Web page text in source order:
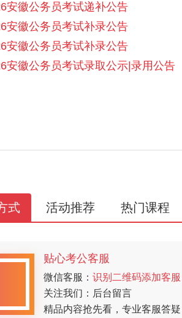
安徽公务员考试递补公告
安徽公务员考试补录公告
安徽公务员考试补录公告
安徽公务员考试录取公示|录用公告
式 活动推荐 热门课程
贴心考公客服
微信客服： 识别二维码添加客服
关注我们：后台留言
精品内容抢先看，专业客服答疑